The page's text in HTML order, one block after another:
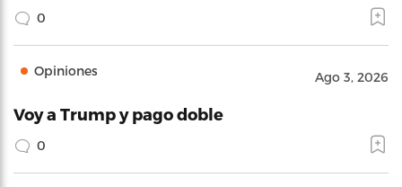
0
Opiniones Ago 3, 2026
Voy a Trump y pago doble
0